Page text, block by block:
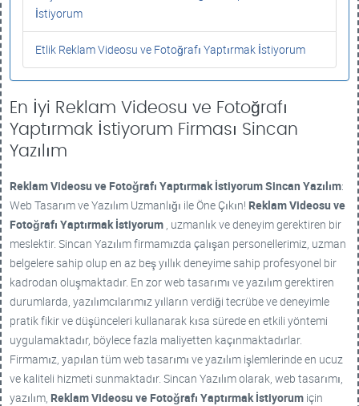
İstiyorum
Etlik Reklam Videosu ve Fotoğrafı Yaptırmak İstiyorum
En İyi Reklam Videosu ve Fotoğrafı
Yaptırmak İstiyorum Firması Sincan
Yazılım
Reklam Videosu ve Fotoğrafı Yaptırmak İstiyorumSincan Yazılım:
Web Tasarım ve Yazılım Uzmanlığı ile Öne Çıkın! Reklam Videosu ve
Fotoğrafı Yaptırmak İstiyorum , uzmanlık ve deneyim gerektiren bir
meslektir. Sincan Yazılım firmamızda çalışan personellerimiz, uzman
belgelere sahip olup en az beş yıllık deneyime sahip profesyonel bir
kadrodan oluşmaktadır. En zor web tasarımı ve yazılım gerektiren
durumlarda, yazılımcılarımız yılların verdiği tecrübe ve deneyimle
pratik fikir ve düşünceleri kullanarak kısa sürede en etkili yöntemi
uygulamaktadır, böylece fazla maliyetten kaçınmaktadırlar.
Firmamız, yapılan tüm web tasarımı ve yazılım işlemlerinde en ucuz
ve kaliteli hizmeti sunmaktadır. Sincan Yazılım olarak, web tasarımı,
yazılım, Reklam Videosu ve Fotoğrafı Yaptırmak İstiyorum için